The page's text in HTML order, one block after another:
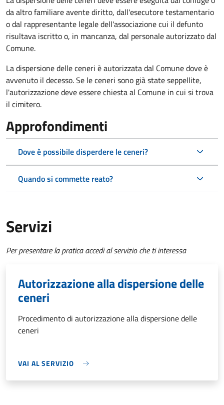
da altro familiare avente diritto, dall'esecutore testamentario
o dal rappresentante legale dell'associazione cui il defunto
risultava iscritto o, in mancanza, dal personale autorizzato dal
Comune.
La dispersione delle ceneri è autorizzata dal Comune dove è
avvenuto il decesso. Se le ceneri sono già state seppellite,
l'autorizzazione deve essere chiesta al Comune in cui si trova
il cimitero.
Approfondimenti
Dove è possibile disperdere le ceneri?
Quando si commette reato?
Servizi
Per presentare la pratica accedi al servizio che ti interessa
Autorizzazione alla dispersione delle
ceneri
Procedimento di autorizzazione alla dispersione delle
ceneri
VAI AL SERVIZIO